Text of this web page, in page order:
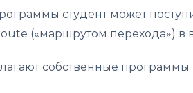
студент может
(«маршрутом перехода») в
собственные программы